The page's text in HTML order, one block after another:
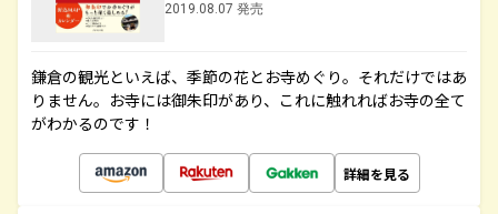
2019.08.07 発売
鎌倉の観光といえば、季節の花とお寺めぐり。それだけではあ
りません。お寺には御朱印があり、これに触れればお寺の全て
がわかるのです！
詳細を見る